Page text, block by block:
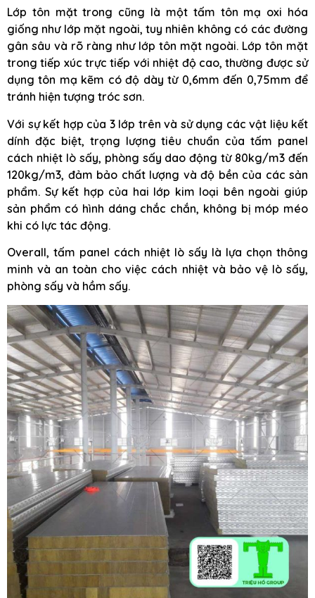
Lớp tôn mặt trong cũng là một tấm tôn mạ oxi hóa
giống như lớp mặt ngoài, tuy nhiên không có các đường
gân sâu và rõ ràng như lớp tôn mặt ngoài. Lớp tôn mặt
trong tiếp xúc trực tiếp với nhiệt độ cao, thường được sử
dụng tôn mạ kẽm có độ dày từ 0,6mm đến 0,75mm để
tránh hiện tượng tróc sơn.
Với sự kết hợp của 3 lớp trên và sử dụng các vật liệu kết
dính đặc biệt, trọng lượng tiêu chuẩn của tấm panel
cách nhiệt lò sấy, phòng sấy dao động từ 80kg/m3 đến
120kg/m3, đảm bảo chất lượng và độ bền của các sản
phẩm. Sự kết hợp của hai lớp kim loại bên ngoài giúp
sản phẩm có hình dáng chắc chắn, không bị móp méo
khi có lực tác động.
Overall, tấm panel cách nhiệt lò sấy là lựa chọn thông
minh và an toàn cho việc cách nhiệt và bảo vệ lò sấy,
phòng sấy và hầm sấy.